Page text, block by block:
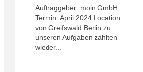
Auftraggeber: moin GmbH
Termin: April 2024 Location:
von Greifswald Berlin zu
unseren Aufgaben zählten
wieder...